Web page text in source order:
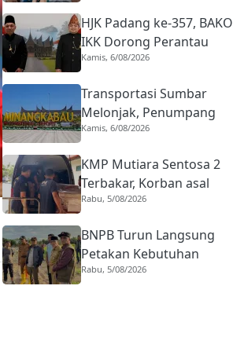
HJK Padang ke-357, BAKO
IKK Dorong Perantau
Perkuat Budaya hingga
Kamis, 6/08/2026
Transportasi Sumbar
Melonjak, Penumpang
Pesawat Domestik dari
Persen
Kamis, 6/08/2026
KMP Mutiara Sentosa 2
Terbakar, Korban asal
Sumbar Rino Eka Putra
Rabu, 5/08/2026
BNPB Turun Langsung
Petakan Kebutuhan
Penanganan Pasca Banjir
Rabu, 5/08/2026